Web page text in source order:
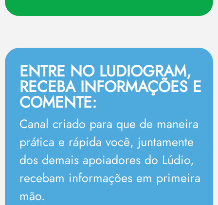
ENTRE NO LUDIOGRAM,
RECEBA INFORMAÇÕES E
COMENTE:
Canal criado para que de maneira
prática e rápida você, juntamente
dos demais apoiadores do Lúdio,
recebam informações em primeira
mão.